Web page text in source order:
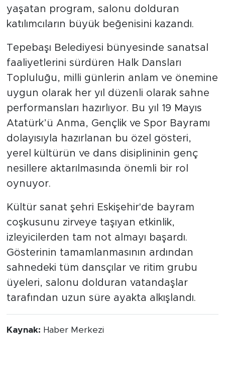
yaşatan program, salonu dolduran
katılımcıların büyük beğenisini kazandı.
Tepebaşı Belediyesi bünyesinde sanatsal
faaliyetlerini sürdüren Halk Dansları
Topluluğu, milli günlerin anlam ve önemine
uygun olarak her yıl düzenli olarak sahne
performansları hazırlıyor. Bu yıl 19 Mayıs
Atatürk’ü Anma, Gençlik ve Spor Bayramı
dolayısıyla hazırlanan bu özel gösteri,
yerel kültürün ve dans disiplininin genç
nesillere aktarılmasında önemli bir rol
oynuyor.
Kültür sanat şehri Eskişehir'de bayram
coşkusunu zirveye taşıyan etkinlik,
izleyicilerden tam not almayı başardı.
Gösterinin tamamlanmasının ardından
sahnedeki tüm dansçılar ve ritim grubu
üyeleri, salonu dolduran vatandaşlar
tarafından uzun süre ayakta alkışlandı.
Kaynak: Haber Merkezi